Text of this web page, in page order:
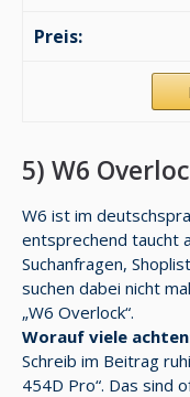
5) W6
W6 ist im
entsprechend taucht
Suchanfragen,
suchen dabei nicht
„W6 Overlock“.
Worauf viele
Schreib im Beitrag
454D Pro“. Das sind